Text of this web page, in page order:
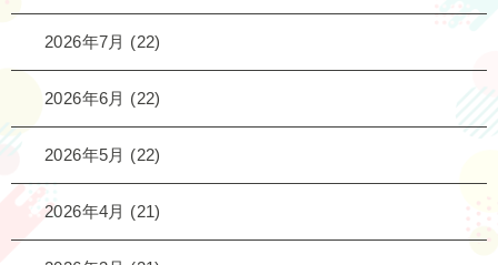
2026年7月 (22)
2026年6月 (22)
2026年5月 (22)
2026年4月 (21)